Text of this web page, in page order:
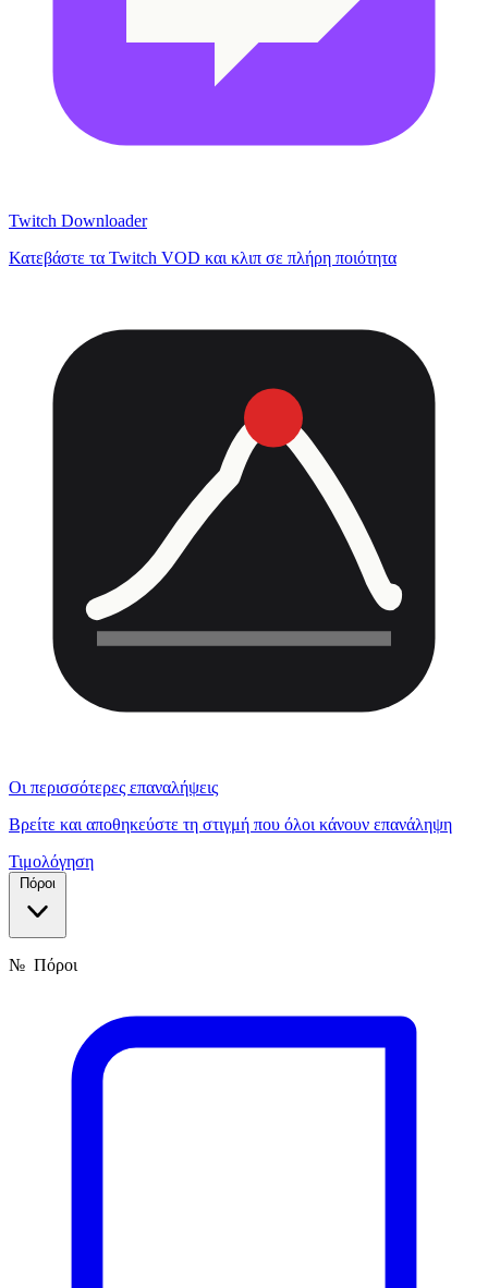
Twitch Downloader
Κατεβάστε τα Twitch VOD και κλιπ σε πλήρη ποιότητα
Οι περισσότερες επαναλήψεις
Βρείτε και αποθηκεύστε τη στιγμή που όλοι κάνουν επανάληψη
Τιμολόγηση
Πόροι
№ Πόροι